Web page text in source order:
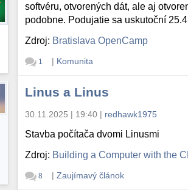
softvéru, otvorených dát, ale aj
podobne. Podujatie sa uskutoční
Zdroj: Bratislava OpenCamp
1 | Komunita
Linus a Linus
30.11.2025 | 19:40 | redhawk1975
Stavba počítača dvomi Linusmi
Zdroj: Building a Computer with the
8 | Zaujímavý článok